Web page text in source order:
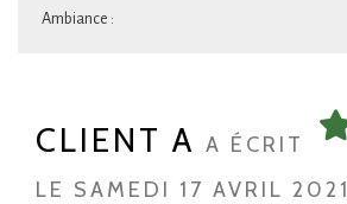
Ambiance :
CLIENT A A ÉCRIT
LE SAMEDI 17 AVRIL 2021